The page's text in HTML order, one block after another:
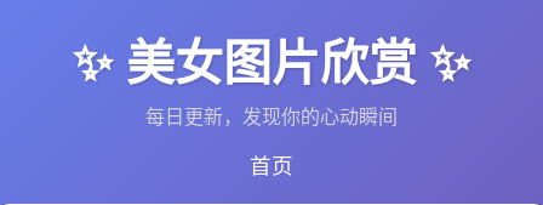
✨ 美女图片欣赏 ✨
每日更新，发现你的心动瞬间
首页